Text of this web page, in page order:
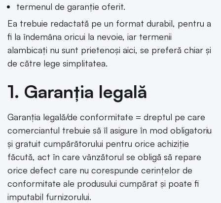
termenul de garanție oferit.
Ea trebuie redactată pe un format durabil, pentru a
fi la îndemâna oricui la nevoie, iar termenii
alambicați nu sunt prietenoși aici, se preferă chiar și
de către lege simplitatea.
1. Garanția legală
Garanția legală/de conformitate = dreptul pe care
comerciantul trebuie să îl asigure în mod obligatoriu
și gratuit cumpărătorului pentru orice achiziție
făcută, act în care vânzătorul se obligă să repare
orice defect care nu corespunde cerințelor de
conformitate ale produsului cumpărat și poate fi
imputabil furnizorului.